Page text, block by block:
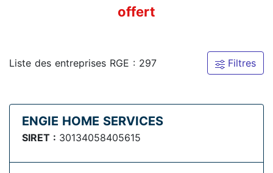
offert
Liste des entreprises RGE : 297 Filtres
ENGIE HOME SERVICES
SIRET : 30134058405615